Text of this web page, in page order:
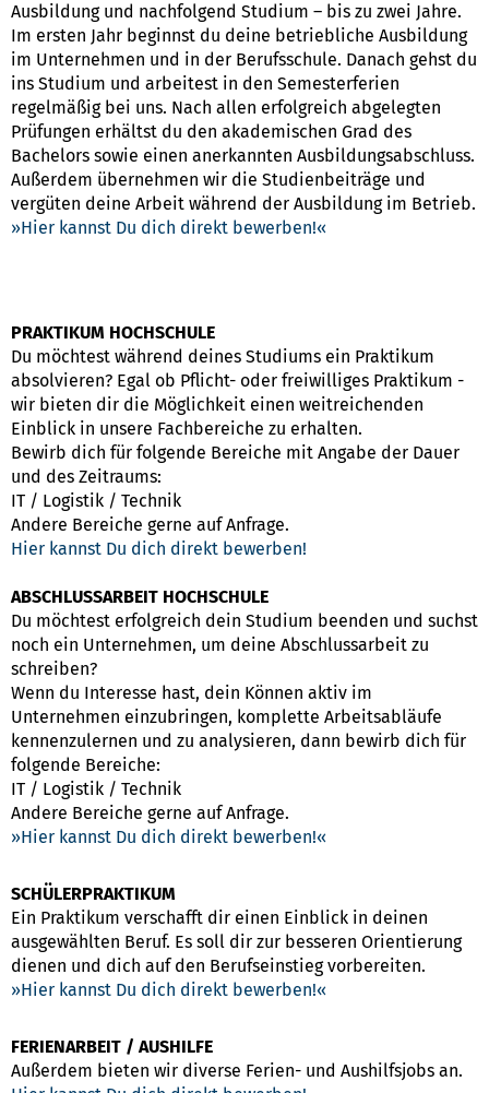
Ausbildung und nachfolgend Studium – bis zu zwei Jahre.
Im ersten Jahr beginnst du deine betriebliche Ausbildung
im Unternehmen und in der Berufsschule. Danach gehst du
ins Studium und arbeitest in den Semesterferien
regelmäßig bei uns. Nach allen erfolgreich abgelegten
Prüfungen erhältst du den akademischen Grad des
Bachelors sowie einen anerkannten Ausbildungsabschluss.
Außerdem übernehmen wir die Studienbeiträge und
vergüten deine Arbeit während der Ausbildung im Betrieb.
Hier kannst Du dich direkt bewerben!
PRAKTIKUM HOCHSCHULE
Du möchtest während deines Studiums ein Praktikum
absolvieren? Egal ob Pflicht- oder freiwilliges Praktikum -
wir bieten dir die Möglichkeit einen weitreichenden
Einblick in unsere Fachbereiche zu erhalten.
Bewirb dich für folgende Bereiche mit Angabe der Dauer
und des Zeitraums:
IT / Logistik / Technik
Andere Bereiche gerne auf Anfrage.
Hier kannst Du dich direkt bewerben!
ABSCHLUSSARBEIT HOCHSCHULE
Du möchtest erfolgreich dein Studium beenden und suchst
noch ein Unternehmen, um deine Abschlussarbeit zu
schreiben?
Wenn du Interesse hast, dein Können aktiv im
Unternehmen einzubringen, komplette Arbeitsabläufe
kennenzulernen und zu analysieren, dann bewirb dich für
folgende Bereiche:
IT / Logistik / Technik
Andere Bereiche gerne auf Anfrage.
Hier kannst Du dich direkt bewerben!
SCHÜLERPRAKTIKUM
Ein Praktikum verschafft dir einen Einblick in deinen
ausgewählten Beruf. Es soll dir zur besseren Orientierung
dienen und dich auf den Berufseinstieg vorbereiten.
Hier kannst Du dich direkt bewerben!
FERIENARBEIT / AUSHILFE
Außerdem bieten wir diverse Ferien- und Aushilfsjobs an.